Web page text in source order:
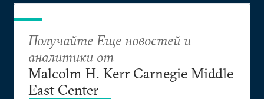
Получайте Еще новостей и
аналитики от
Malcolm H. Kerr Carnegie Middle
East Center